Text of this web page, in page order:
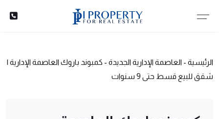
الرئيسية - العاصمة الإدارية الجديدة - كمبوند باروك العاصمة الإدارية |
شقق للبيع قسط حتى 9 سنوات